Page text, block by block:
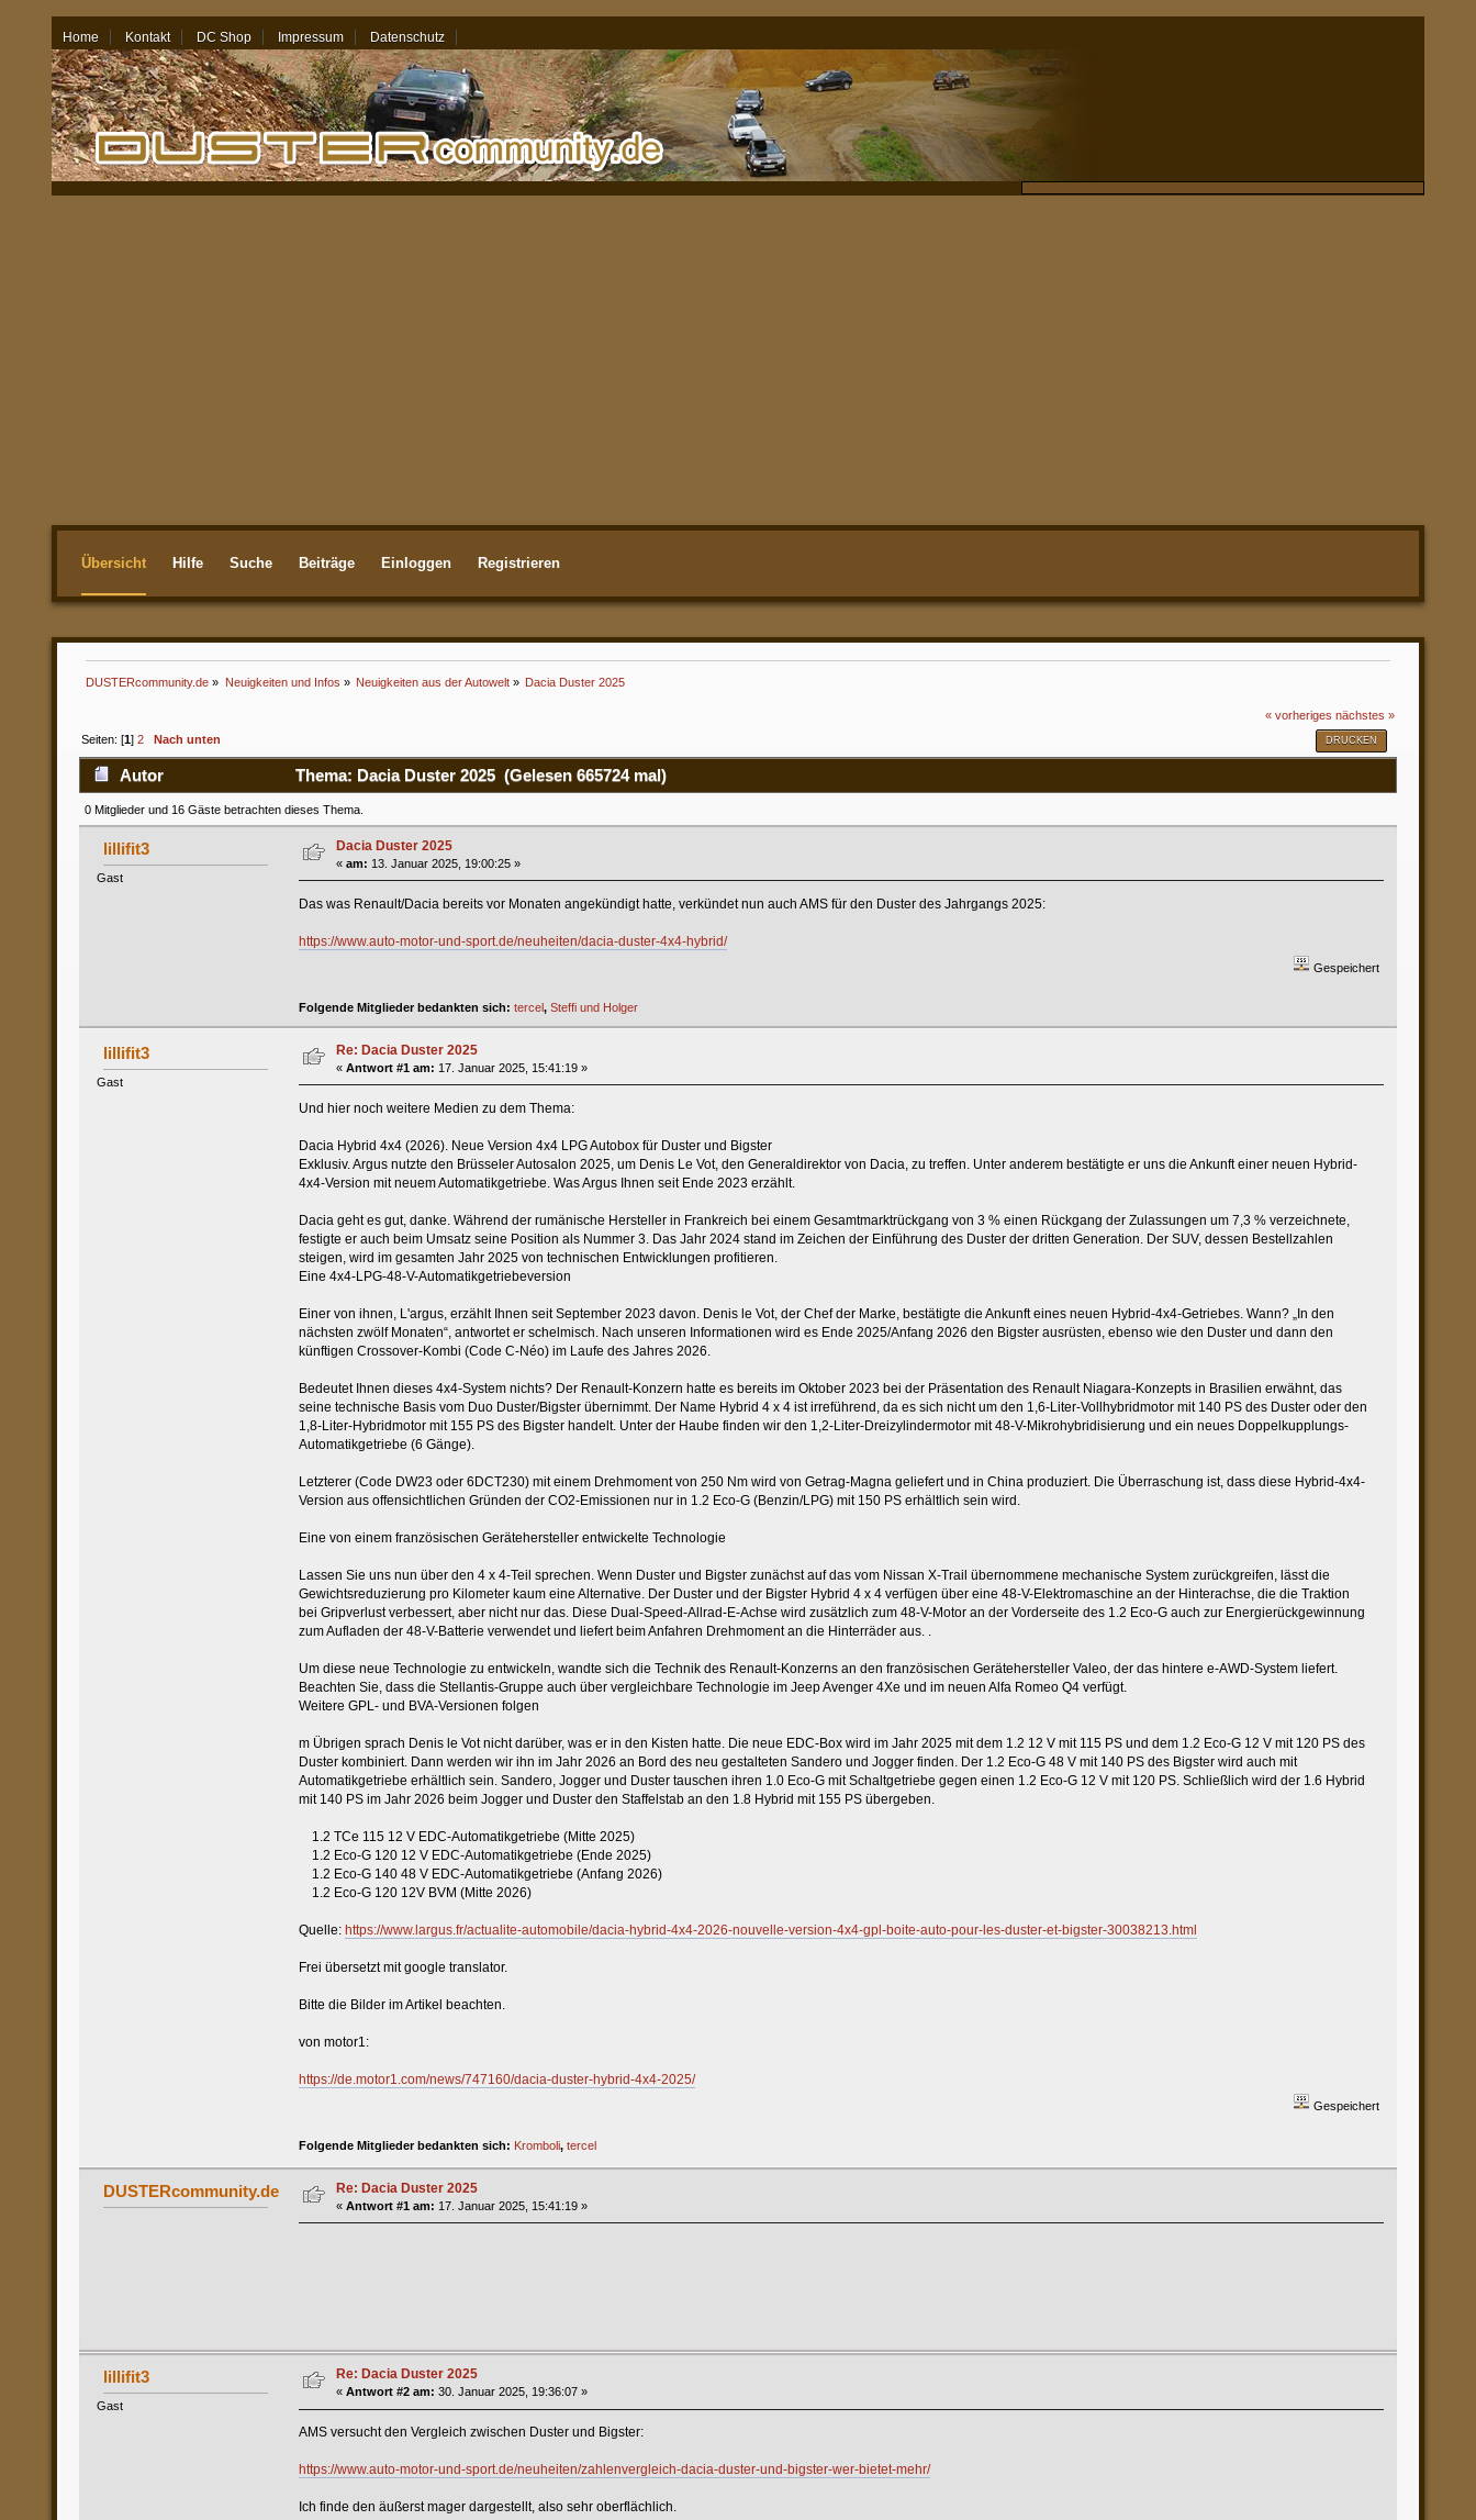
Home Kontakt DC Shop Impressum Datenschutz
07.08.26 - 16:17
Übersicht Hilfe Suche Beiträge Einloggen Registrieren
DUSTERcommunity.de » Neuigkeiten und Infos » Neuigkeiten aus der Autowelt» Dacia Duster 2025
« vorheriges nächstes »
DRUCKEN
Seiten: [1]2 Nach unten
Autor Thema: Dacia Duster 2025 (Gelesen 665724 mal)
0 Mitglieder und 16 Gäste betrachten dieses Thema.
lillifit3
Gast
Dacia Duster 2025
« am: 13. Januar 2025, 19:00:25 »
Das was Renault/Dacia bereits vor Monaten angekündigt hatte, verkündet nun auch AMS für den Duster des Jahrgangs 2025:
https://www.auto-motor-und-sport.de/neuheiten/dacia-duster-4x4-hybrid/
Gespeichert
Folgende Mitglieder bedankten sich: tercel, Steffi und Holger
lillifit3
Gast
Re: Dacia Duster 2025
« Antwort #1 am: 17. Januar 2025, 15:41:19 »
Und hier noch weitere Medien zu dem Thema:
Dacia Hybrid 4x4 (2026). Neue Version 4x4 LPG Autobox für Duster und Bigster
Exklusiv. Argus nutzte den Brüsseler Autosalon 2025, um Denis Le Vot, den Generaldirektor von Dacia, zu treffen. Unter anderem bestätigte er uns die Ankunft einer neuen Hybrid-
4x4-Version mit neuem Automatikgetriebe. Was Argus Ihnen seit Ende 2023 erzählt.
Dacia geht es gut, danke. Während der rumänische Hersteller in Frankreich bei einem Gesamtmarktrückgang von 3 % einen Rückgang der Zulassungen um 7,3 % verzeichnete,
festigte er auch beim Umsatz seine Position als Nummer 3. Das Jahr 2024 stand im Zeichen der Einführung des Duster der dritten Generation. Der SUV, dessen Bestellzahlen
steigen, wird im gesamten Jahr 2025 von technischen Entwicklungen profitieren.
Eine 4x4-LPG-48-V-Automatikgetriebeversion
Einer von ihnen, L'argus, erzählt Ihnen seit September 2023 davon. Denis le Vot, der Chef der Marke, bestätigte die Ankunft eines neuen Hybrid-4x4-Getriebes. Wann? „In den
nächsten zwölf Monaten“, antwortet er schelmisch. Nach unseren Informationen wird es Ende 2025/Anfang 2026 den Bigster ausrüsten, ebenso wie den Duster und dann den
künftigen Crossover-Kombi (Code C-Néo) im Laufe des Jahres 2026.
Bedeutet Ihnen dieses 4x4-System nichts? Der Renault-Konzern hatte es bereits im Oktober 2023 bei der Präsentation des Renault Niagara-Konzepts in Brasilien erwähnt, das
seine technische Basis vom Duo Duster/Bigster übernimmt. Der Name Hybrid 4 x 4 ist irreführend, da es sich nicht um den 1,6-Liter-Vollhybridmotor mit 140 PS des Duster oder den
1,8-Liter-Hybridmotor mit 155 PS des Bigster handelt. Unter der Haube finden wir den 1,2-Liter-Dreizylindermotor mit 48-V-Mikrohybridisierung und ein neues Doppelkupplungs-
Automatikgetriebe (6 Gänge).
Letzterer (Code DW23 oder 6DCT230) mit einem Drehmoment von 250 Nm wird von Getrag-Magna geliefert und in China produziert. Die Überraschung ist, dass diese Hybrid-4x4-
Version aus offensichtlichen Gründen der CO2-Emissionen nur in 1.2 Eco-G (Benzin/LPG) mit 150 PS erhältlich sein wird.
Eine von einem französischen Gerätehersteller entwickelte Technologie
Lassen Sie uns nun über den 4 x 4-Teil sprechen. Wenn Duster und Bigster zunächst auf das vom Nissan X-Trail übernommene mechanische System zurückgreifen, lässt die
Gewichtsreduzierung pro Kilometer kaum eine Alternative. Der Duster und der Bigster Hybrid 4 x 4 verfügen über eine 48-V-Elektromaschine an der Hinterachse, die die Traktion
bei Gripverlust verbessert, aber nicht nur das. Diese Dual-Speed-Allrad-E-Achse wird zusätzlich zum 48-V-Motor an der Vorderseite des 1.2 Eco-G auch zur Energierückgewinnung
zum Aufladen der 48-V-Batterie verwendet und liefert beim Anfahren Drehmoment an die Hinterräder aus. .
Um diese neue Technologie zu entwickeln, wandte sich die Technik des Renault-Konzerns an den französischen Gerätehersteller Valeo, der das hintere e-AWD-System liefert.
Beachten Sie, dass die Stellantis-Gruppe auch über vergleichbare Technologie im Jeep Avenger 4Xe und im neuen Alfa Romeo Q4 verfügt.
Weitere GPL- und BVA-Versionen folgen
m Übrigen sprach Denis le Vot nicht darüber, was er in den Kisten hatte. Die neue EDC-Box wird im Jahr 2025 mit dem 1.2 12 V mit 115 PS und dem 1.2 Eco-G 12 V mit 120 PS des
Duster kombiniert. Dann werden wir ihn im Jahr 2026 an Bord des neu gestalteten Sandero und Jogger finden. Der 1.2 Eco-G 48 V mit 140 PS des Bigster wird auch mit
Automatikgetriebe erhältlich sein. Sandero, Jogger und Duster tauschen ihren 1.0 Eco-G mit Schaltgetriebe gegen einen 1.2 Eco-G 12 V mit 120 PS. Schließlich wird der 1.6 Hybrid
mit 140 PS im Jahr 2026 beim Jogger und Duster den Staffelstab an den 1.8 Hybrid mit 155 PS übergeben.
1.2 TCe 115 12 V EDC-Automatikgetriebe (Mitte 2025)
1.2 Eco-G 120 12 V EDC-Automatikgetriebe (Ende 2025)
1.2 Eco-G 140 48 V EDC-Automatikgetriebe (Anfang 2026)
1.2 Eco-G 120 12V BVM (Mitte 2026)
Quelle: https://www.largus.fr/actualite-automobile/dacia-hybrid-4x4-2026-nouvelle-version-4x4-gpl-boite-auto-pour-les-duster-et-bigster-30038213.html
Frei übersetzt mit google translator.
Bitte die Bilder im Artikel beachten.
von motor1:
https://de.motor1.com/news/747160/dacia-duster-hybrid-4x4-2025/
Gespeichert
Folgende Mitglieder bedankten sich: Kromboli, tercel
DUSTERcommunity.de Re: Dacia Duster 2025
« Antwort #1 am: 17. Januar 2025, 15:41:19 »
lillifit3
Gast
Re: Dacia Duster 2025
« Antwort #2 am: 30. Januar 2025, 19:36:07 »
AMS versucht den Vergleich zwischen Duster und Bigster:
https://www.auto-motor-und-sport.de/neuheiten/zahlenvergleich-dacia-duster-und-bigster-wer-bietet-mehr/
Ich finde den äußerst mager dargestellt, also sehr oberflächlich.